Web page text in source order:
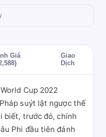
Giá
Giao
Dịch
Cup 2022
suýt lật ngược thế
biết, trước đó, chính
Phi đầu tiên đánh